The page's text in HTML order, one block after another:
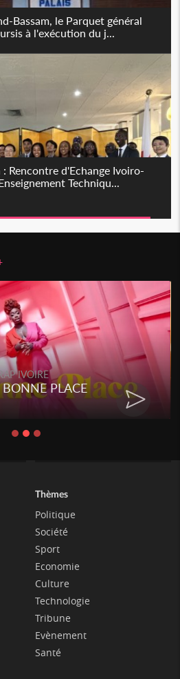
Bassam, le Parquet général
à l'exécution du j...
Rencontre d'Echange Ivoiro-
Techniqu...
IVOIRE
PLACE
Thèmes
Politique
Société
Sport
Economie
Culture
Technologie
Tribune
Evènement
Santé